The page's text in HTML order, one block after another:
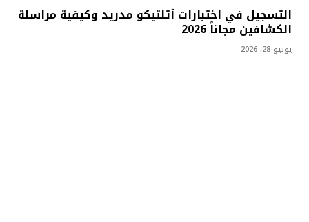
التسجيل في اختبارات أتلتيكو مدريد وكيفية مراسلة
الكشافين مجاناً 2026
يونيو 28, 2026